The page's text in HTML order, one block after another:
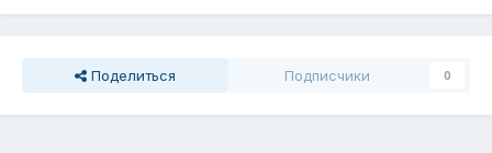
Поделиться Подписчики 0